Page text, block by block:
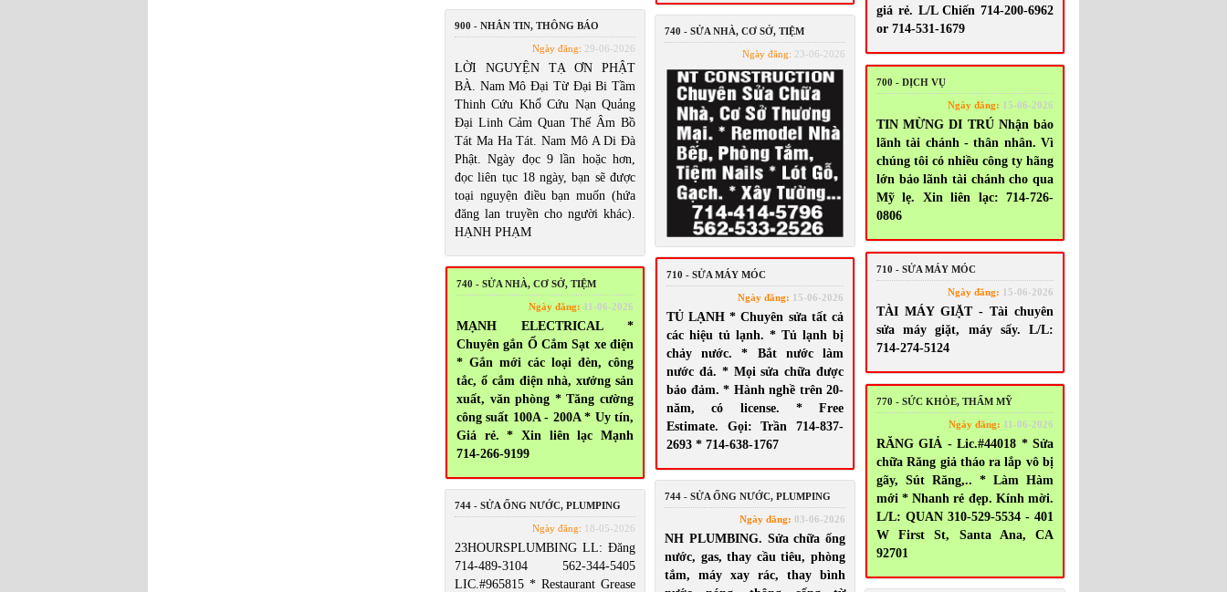
giá rẻ. L/L Chiến 714-200-6962
or 714-531-1679
900 - NHẮN TIN, THÔNG BÁO
Ngày đăng: 29-06-2026
LỜI NGUYỆN TẠ ƠN PHẬT
BÀ. Nam Mô Đại Từ Đại Bi Tầm
Thinh Cứu Khổ Cứu Nạn Quảng
Đại Linh Cảm Quan Thế Âm Bồ
Tát Ma Ha Tát. Nam Mô A Di Đà
Phật. Ngày đọc 9 lần hoặc hơn,
đọc liên tục 18 ngày, bạn sẽ được
toại nguyện điều bạn muốn (hứa
đăng lan truyền cho người khác).
HẠNH PHẠM
740 - SỬA NHÀ, CƠ SỞ, TIỆM
Ngày đăng: 23-06-2026
700 - DỊCH VỤ
Ngày đăng: 15-06-2026
TIN MỪNG DI TRÚ Nhận bảo
lãnh tài chánh - thân nhân. Vì
chúng tôi có nhiều công ty hãng
lớn bảo lãnh tài chánh cho qua
Mỹ lẹ. Xin liên lạc: 714-726-
0806
710 - SỬA MÁY MÓC
Ngày đăng: 15-06-2026
TÀI MÁY GIẶT - Tài chuyên
sửa máy giặt, máy sấy. L/L:
714-274-5124
710 - SỬA MÁY MÓC
Ngày đăng: 15-06-2026
TỦ LẠNH * Chuyên sửa tất cả
các hiệu tủ lạnh. * Tủ lạnh bị
chảy nước. * Bắt nước làm
nước đá. * Mọi sửa chữa được
bảo đảm. * Hành nghề trên 20-
năm, có license. * Free
Estimate. Gọi: Trần 714-837-
2693 * 714-638-1767
740 - SỬA NHÀ, CƠ SỞ, TIỆM
Ngày đăng: 11-06-2026
MẠNH ELECTRICAL *
Chuyên gắn Ổ Cắm Sạt xe điện
* Gắn mới các loại đèn, công
tắc, ổ cắm điện nhà, xưởng sản
xuất, văn phòng * Tăng cường
công suất 100A - 200A * Uy tín,
Giá rẻ. * Xin liên lạc Mạnh
714-266-9199
770 - SỨC KHỎE, THẨM MỸ
Ngày đăng: 11-06-2026
RĂNG GIẢ - Lic.#44018 * Sửa
chữa Răng giả tháo ra lắp vô bị
gãy, Sút Răng,.. * Làm Hàm
mới * Nhanh rẻ đẹp. Kính mời.
L/L: QUAN 310-529-5534 - 401
W First St, Santa Ana, CA
92701
744 - SỬA ỐNG NƯỚC, PLUMPING
Ngày đăng: 03-06-2026
NH PLUMBING. Sửa chữa ống
nước, gas, thay cầu tiêu, phòng
tắm, máy xay rác, thay bình
744 - SỬA ỐNG NƯỚC, PLUMPING
Ngày đăng: 18-05-2026
23HOURSPLUMBING LL: Đăng
714-489-3104 562-344-5405
LIC.#965815 * Restaurant Grease